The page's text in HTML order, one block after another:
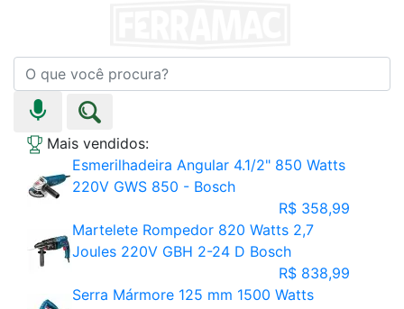
Mais vendidos:
Esmerilhadeira Angular 4.1/2" 850 Watts
220V GWS 850 - Bosch
R$ 358,99
Martelete Rompedor 820 Watts 2,7
Joules 220V GBH 2-24 D Bosch
R$ 838,99
Serra Mármore 125 mm 1500 Watts